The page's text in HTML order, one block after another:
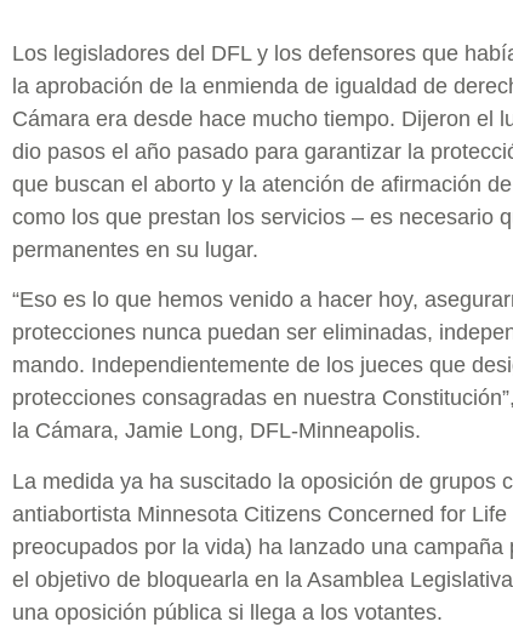
Los legisladores del DFL y los defensores que
la aprobación de la enmienda de igualdad de
Cámara era desde hace mucho tiempo. Dijeron el
dio pasos el año pasado para garantizar la
que buscan el aborto y la atención de afirmación
como los que prestan los servicios – es necesario
permanentes en su lugar.
“Eso es lo que hemos venido a hacer hoy,
protecciones nunca puedan ser eliminadas,
mando. Independientemente de los jueces que
protecciones consagradas en nuestra
la Cámara, Jamie Long, DFL-Minneapolis.
La medida ya ha suscitado la oposición de grupos
antiabortista Minnesota Citizens Concerned for
preocupados por la vida) ha lanzado una
el objetivo de bloquearla en la Asamblea
una oposición pública si llega a los votantes.